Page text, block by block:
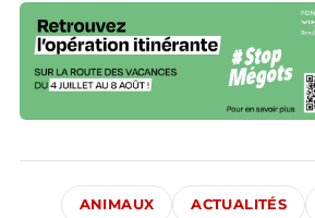
ANIMAUX ACTUALITÉS